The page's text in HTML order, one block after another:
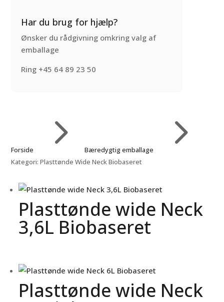
Har du brug for hjælp?
Ønsker du rådgivning omkring valg af
emballage
Ring +45 64 89 23 50
Forside 5 Bæredygtig emballage 5
Kategori: Plasttønde Wide Neck Biobaseret
Plasttønde wide Neck
3,6L Biobaseret
Plasttønde wide Neck